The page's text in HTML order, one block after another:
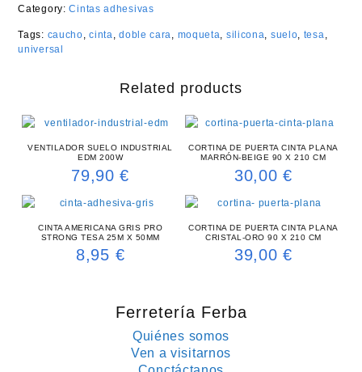
Category:Cintas adhesivas
Tags: caucho,cinta,doble cara, moqueta, silicona, suelo, tesa,
universal
Related products
VENTILADOR SUELO INDUSTRIAL
EDM 200W
79,90€
CORTINA DE PUERTA CINTA PLANA
MARRÓN-BEIGE 90 X 210 CM
30,00€
CINTA AMERICANA GRIS PRO
STRONG TESA 25M X 50MM
8,95 €
CORTINA DE PUERTA CINTA PLANA
CRISTAL-ORO 90 X 210 CM
39,00€
Ferretería Ferba
Quiénes somos
Ven a visitarnos